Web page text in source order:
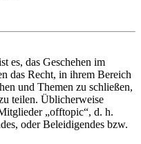
es, das Geschehen im
das Recht, in ihrem Bereich
und Themen zu schließen,
teilen. Üblicherweise
„offtopic“, d. h.
oder Beleidigendes bzw.